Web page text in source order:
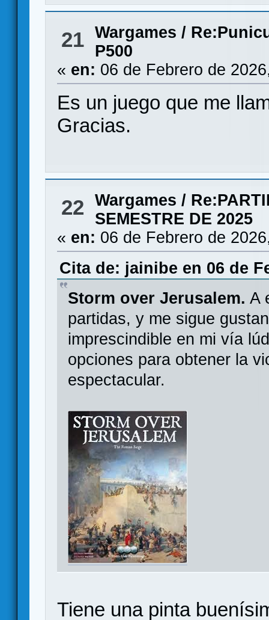
21 Wargames /
P500
« en: 06 de Febrero de
Es un juego que me
Gracias.
22 Wargames /
SEMESTRE DE 2025
« en: 06 de Febrero de
Cita de: jainibe en 06 de
Storm over Jerusalem. A
partidas, y me sigue
imprescindible en mi vía
opciones para obtener la
espectacular.
Tiene una pinta